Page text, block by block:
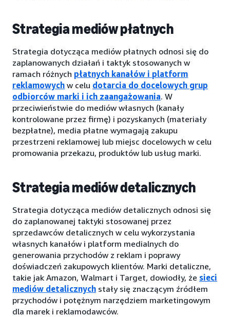
Strategia mediów płatnych
Strategia dotycząca mediów płatnych odnosi się do
zaplanowanych działań i taktyk stosowanych w
ramach różnych płatnych kanałów i platform
reklamowych w celu dotarcia do docelowych grup
odbiorców marki i ich zaangażowania. W
przeciwieństwie do mediów własnych (kanały
kontrolowane przez firmę) i pozyskanych (materiały
bezpłatne), media płatne wymagają zakupu
przestrzeni reklamowej lub miejsc docelowych w celu
promowania przekazu, produktów lub usług marki.
Strategia mediów detalicznych
Strategia dotycząca mediów detalicznych odnosi się
do zaplanowanej taktyki stosowanej przez
sprzedawców detalicznych w celu wykorzystania
własnych kanałów i platform medialnych do
generowania przychodów z reklam i poprawy
doświadczeń zakupowych klientów. Marki detaliczne,
takie jak Amazon, Walmart i Target, dowiodły, że sieci
mediów detalicznych stały się znaczącym źródłem
przychodów i potężnym narzędziem marketingowym
dla marek i reklamodawców.